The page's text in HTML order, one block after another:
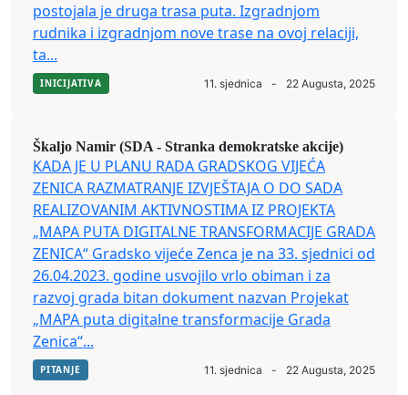
postojala je druga trasa puta. Izgradnjom
rudnika i izgradnjom nove trase na ovoj relaciji,
ta...
INICIJATIVA 11. sjednica - 22 Augusta, 2025
Škaljo Namir (SDA - Stranka demokratske akcije)
KADA JE U PLANU RADA GRADSKOG VIJEĆA
ZENICA RAZMATRANJE IZVJEŠTAJA O DO SADA
REALIZOVANIM AKTIVNOSTIMA IZ PROJEKTA
„MAPA PUTA DIGITALNE TRANSFORMACIJE GRADA
ZENICA“ Gradsko vijeće Zenca je na 33. sjednici od
26.04.2023. godine usvojilo vrlo obiman i za
razvoj grada bitan dokument nazvan Projekat
„MAPA puta digitalne transformacije Grada
Zenica“...
PITANJE 11. sjednica - 22 Augusta, 2025